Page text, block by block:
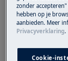
Oplossing
wordt
in huis
zonder
hebben op je
aanbieden. Meer
Privacyverklaring.
Cookie-